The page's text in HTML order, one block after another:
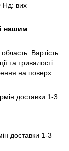
Нд: вих
нашим
Вартість
та тривалості
на поверх
доставки 1-3
доставки 1-3